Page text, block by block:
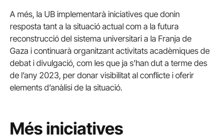
A més, la UB implementarà iniciatives que donin
resposta tant a la situació actual com a la futura
reconstrucció del sistema universitari a la Franja de
Gaza i continuarà organitzant activitats acadèmiques de
debat i divulgació, com les que ja s’han dut a terme des
de l’any 2023, per donar visibilitat al conflicte i oferir
elements d’anàlisi de la situació.
Més iniciatives